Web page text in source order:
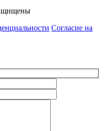
Согласие на